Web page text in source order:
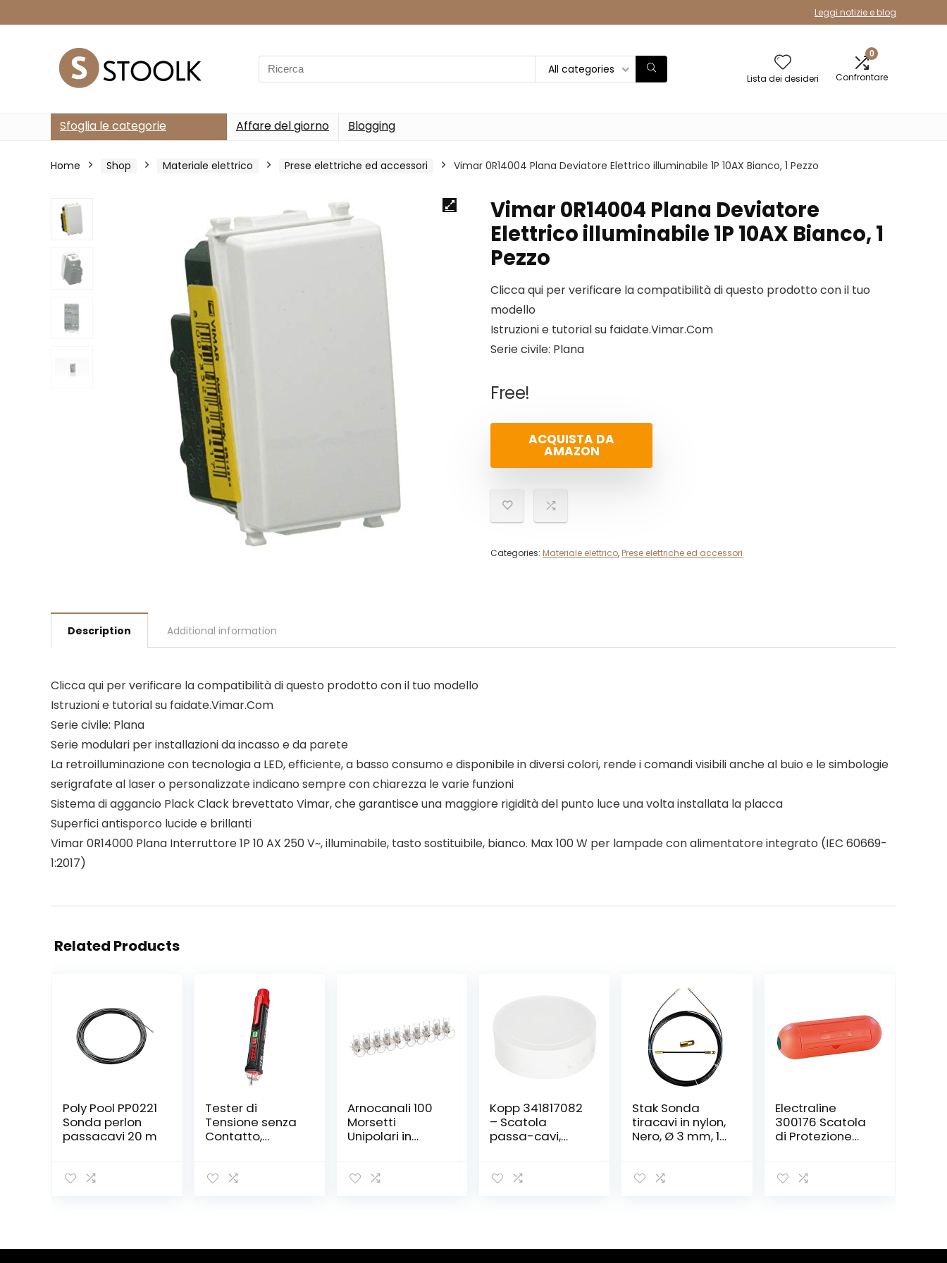
Leggi notizie e blog
Search
for:
All categories
Lista dei desideri
0
Confrontare
Sfoglia le categorie Affare del giorno Blogging
Home Shop Materiale elettrico Prese elettriche ed accessori Vimar 0R14004 Plana Deviatore Elettrico illuminabile 1P 10AX Bianco, 1 Pezzo
Vimar 0R14004 Plana Deviatore
Elettrico illuminabile 1P 10AX Bianco, 1
Pezzo
Clicca qui per verificare la compatibilità di questo prodotto con il tuo
modello
Istruzioni e tutorial su faidate.Vimar.Com
Serie civile: Plana
Free!
ACQUISTA DA
AMAZON
Categories: Materiale elettrico, Prese elettriche ed accessori
Description Additional information
Clicca qui per verificare la compatibilità di questo prodotto con il tuo modello
Istruzioni e tutorial su faidate.Vimar.Com
Serie civile: Plana
Serie modulari per installazioni da incasso e da parete
La retroilluminazione con tecnologia a LED, efficiente, a basso consumo e disponibile in diversi colori, rende i comandi visibili anche al buio e le simbologie
serigrafate al laser o personalizzate indicano sempre con chiarezza le varie funzioni
Sistema di aggancio Plack Clack brevettato Vimar, che garantisce una maggiore rigidità del punto luce una volta installata la placca
Superfici antisporco lucide e brillanti
Vimar 0R14000 Plana Interruttore 1P 10 AX 250 V~, illuminabile, tasto sostituibile, bianco. Max 100 W per lampade con alimentatore integrato (IEC 60669-
1:2017)
Related Products
Poly Pool PP0221
Sonda perlon
passacavi 20 m
Tester di
Tensione senza
Contatto,
Rilevatore di
Display LCD,
Arnocanali 100
Morsetti
Unipolari in
Kopp 341817082
– Scatola
passa-cavi,
Stak Sonda
tiracavi in nylon,
Nero, Ø 3 mm, 15
SYN3-015
Electraline
300176 Scatola
di Protezione
Volante